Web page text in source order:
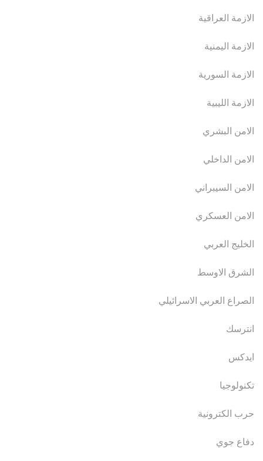
الازمة العراقية
الازمة اليمنية
الازمة السورية
الازمة الليبية
الامن البشري
الامن الداخلي
الامن السيبراني
الامن العسكري
الخليج العربي
الشرق الاوسط
الصراع العربي الاسرائيلي
انترسك
ايدكس
تكنولوجيا
حرب الكترونية
دفاع جوي